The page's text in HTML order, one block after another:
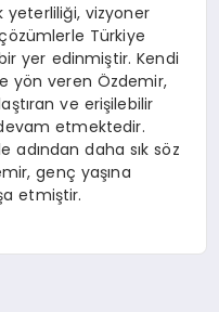
yeterliliği, vizyoner
Türkiye
yer edinmiştir. Kendi
yön veren Özdemir,
ve erişilebilir
etmektedir.
adından daha sık söz
genç yaşına
etmiştir.